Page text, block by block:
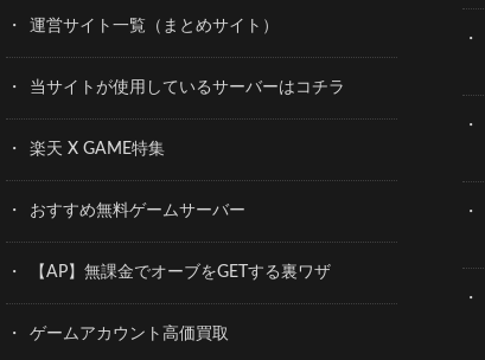
運営サイト一覧（まとめサイト）
当サイトが使用しているサーバーはコチラ
楽天 X GAME特集
おすすめ無料ゲームサーバー
【AP】無課金でオーブをGETする裏ワザ
ゲームアカウント高価買取